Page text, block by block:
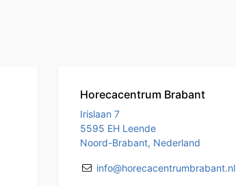
Horecacentrum Brabant
Irislaan 7
5595 EH Leende
Noord-Brabant, Nederland
info@horecacentrumbrabant.nl